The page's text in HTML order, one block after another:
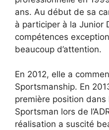
ans. Au début de sa
à participer à la Junior
compétences
beaucoup d’attention.
En 2012, elle a
Sportsmanship. En
première position dans
Sportsman lors de
réalisation a suscité